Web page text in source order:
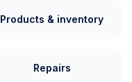
Products & inventory
Repairs